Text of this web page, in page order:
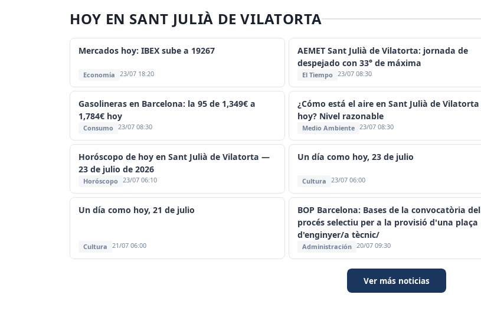
HOY EN SANT JULIÀ DE VILATORTA
Mercados hoy: IBEX sube a 19267
Economía 23/07 18:20
AEMET Sant Julià de Vilatorta: jornada de
despejado con 33° de máxima
El Tiempo 23/07 08:30
Gasolineras en Barcelona: la 95 de 1,349€ a
1,784€ hoy
Consumo 23/07 08:30
¿Cómo está el aire en Sant Julià de Vilatorta
hoy? Nivel razonable
Medio Ambiente 23/07 08:30
Horóscopo de hoy en Sant Julià de Vilatorta —
23 de julio de 2026
Horóscopo 23/07 06:10
Un día como hoy, 23 de julio
Cultura 23/07 06:00
Un día como hoy, 21 de julio
Cultura 21/07 06:00
BOP Barcelona: Bases de la convocatòria del
procés selectiu per a la provisió d'una plaça
d'enginyer/a tècnic/
Administración 20/07 09:30
Ver más noticias